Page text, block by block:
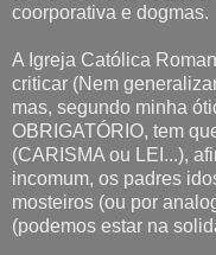
coorporativa e dogmas.
A Igreja Católica
criticar (Nem
mas, segundo minha
OBRIGATÓRIO, tem
(CARISMA ou LEI...),
incomum, os padres
mosteiros (ou por
(podemos estar na